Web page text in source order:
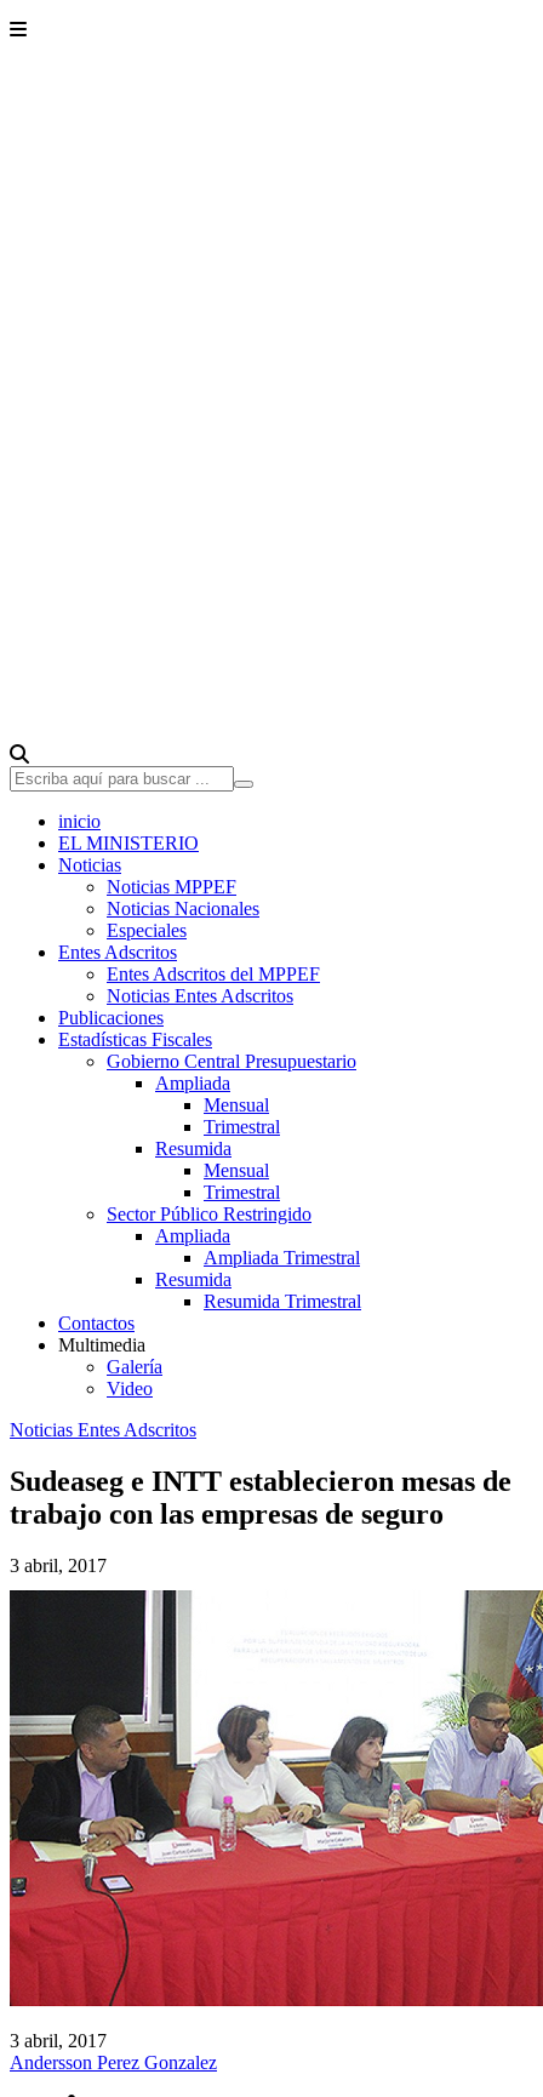
inicio
EL MINISTERIO
Noticias
Noticias MPPEF
Noticias Nacionales
Especiales
Entes Adscritos
Entes Adscritos del MPPEF
Noticias Entes Adscritos
Publicaciones
Estadísticas Fiscales
Gobierno Central Presupuestario
Ampliada
Mensual
Trimestral
Resumida
Mensual
Trimestral
Sector Público Restringido
Ampliada
Ampliada Trimestral
Resumida
Resumida Trimestral
Contactos
Multimedia
Galería
Video
Noticias Entes Adscritos
Sudeaseg e INTT establecieron mesas de
trabajo con las empresas de seguro
3 abril, 2017
3 abril, 2017
Andersson Perez Gonzalez